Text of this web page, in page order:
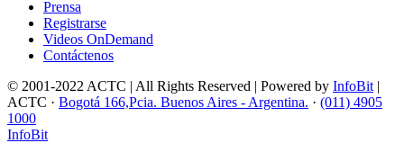
Prensa
Registrarse
Videos OnDemand
Contáctenos
© 2001-2022 ACTC | All Rights Reserved | Powered by InfoBit |
ACTC · Bogotá 166,Pcia. Buenos Aires - Argentina. · (011) 4905
1000
InfoBit